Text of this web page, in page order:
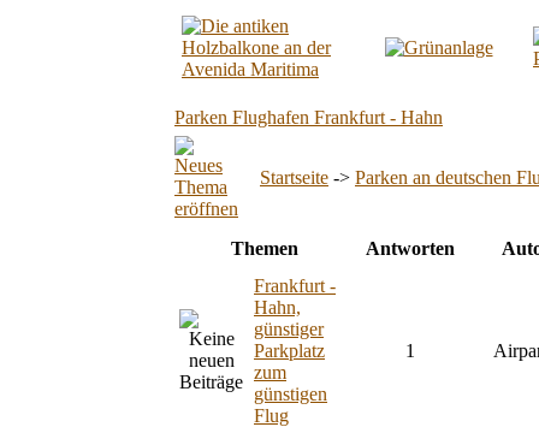
Parken Flughafen Frankfurt - Hahn
Startseite -> Parken an deutschen
Themen Antworten
Frankfurt -
Hahn,
günstiger
Parkplatz
zum
günstigen
Flug
1